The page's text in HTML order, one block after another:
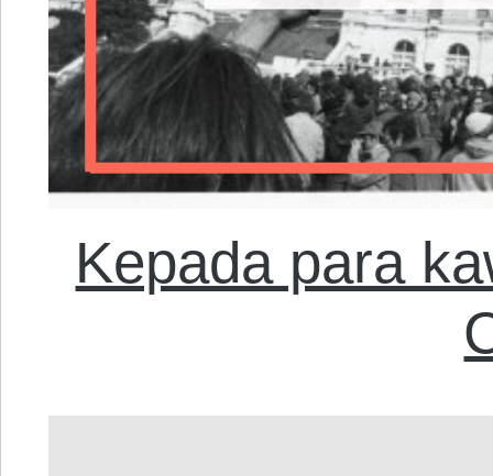
Kepada para